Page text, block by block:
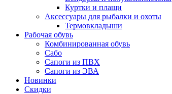
Куртки и плащи
Аксессуары для рыбалки и охоты
Термовкладыши
Рабочая обувь
Комбинированная обувь
Сабо
Сапоги из ПВХ
Сапоги из ЭВА
Новинки
Скидки